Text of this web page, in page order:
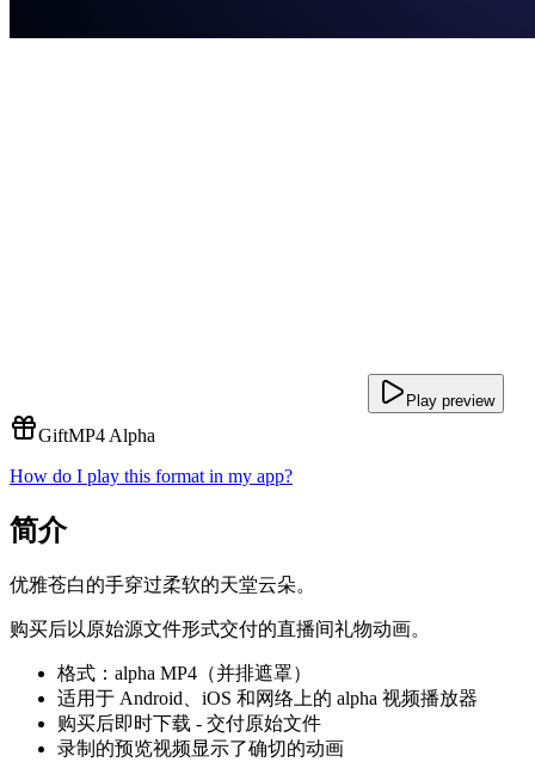
Play preview
GiftMP4 Alpha
How do I play this format in my app?
简介
优雅苍白的手穿过柔软的天堂云朵。
购买后以原始源文件形式交付的直播间礼物动画。
格式：alpha MP4（并排遮罩）
适用于 Android、iOS 和网络上的 alpha 视频播放器
购买后即时下载 - 交付原始文件
录制的预览视频显示了确切的动画